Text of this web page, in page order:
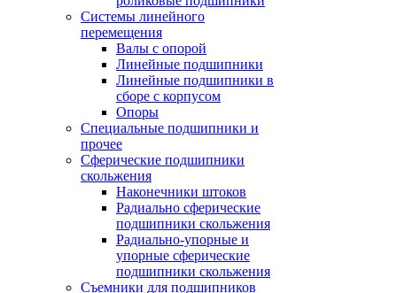
Системы линейного
перемещения
Валы с опорой
Линейные подшипники
Линейные подшипники в
сборе с корпусом
Опоры
Специальные подшипники и
прочее
Сферические подшипники
скольжения
Наконечники штоков
Радиально сферические
подшипники скольжения
Радиально-упорные и
упорные сферические
подшипники скольжения
Съемники для подшипников